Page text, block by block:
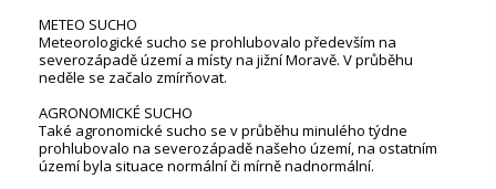
METEO SUCHO
Meteorologické sucho se prohlubovalo především na
severozápadě území a místy na jižní Moravě. V průběhu
neděle se začalo zmírňovat.
AGRONOMICKÉ SUCHO
Také agronomické sucho se v průběhu minulého týdne
prohlubovalo na severozápadě našeho území, na ostatním
území byla situace normální či mírně nadnormální.